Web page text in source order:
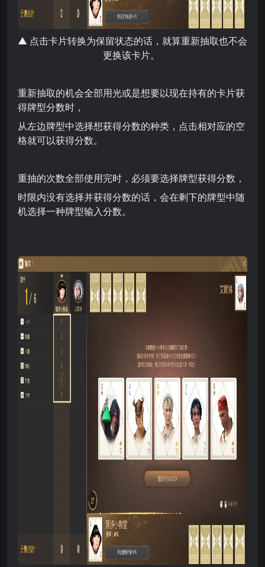
▲ 点击卡片转换为保留状态的话，就算重新抽取也不会
更换该卡片。
重新抽取的机会全部用光或是想要以现在持有的卡片获
得牌型分数时，
从左边牌型中选择想获得分数的种类，点击相对应的空
格就可以获得分数。
重抽的次数全部使用完时，必须要选择牌型获得分数，
时限内没有选择并获得分数的话，会在剩下的牌型中随
机选择一种牌型输入分数。